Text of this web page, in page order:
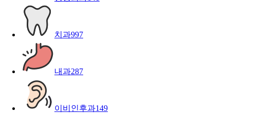
치과997
내과287
이비인후과149